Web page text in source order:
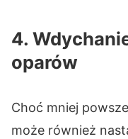
4.
oparów
Choć mniej
może również